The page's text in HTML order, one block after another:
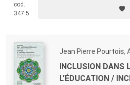
sollecitare la formazione di una
sviluppo tipico e non, ricca di
cod.
347.5
Jean Pierre Pourtois,
INCLUSION DANS
L’ÉDUCATION /